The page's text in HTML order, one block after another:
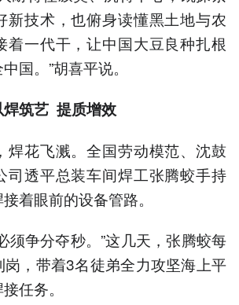
新技术，也俯身读懂黑土地与农
着一代干，让中国大豆良种扎根
国。”胡喜平说。
筑艺 提质增效
花飞溅。全国劳动模范、沈鼓
司透平总装车间焊工张腾蛟手持
着眼前的设备管路。
争分夺秒。”这几天，张腾蛟每
，带着3名徒弟全力攻坚海上平
任务。